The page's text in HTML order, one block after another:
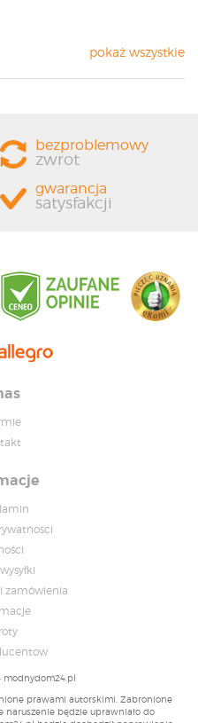
pokaż wszystkie
bezproblemowy
zwrot
gwarancja
satysfakcji
zamówienia
modnydom24.pl
prawami autorskimi. Zabronione
będzie uprawniało do